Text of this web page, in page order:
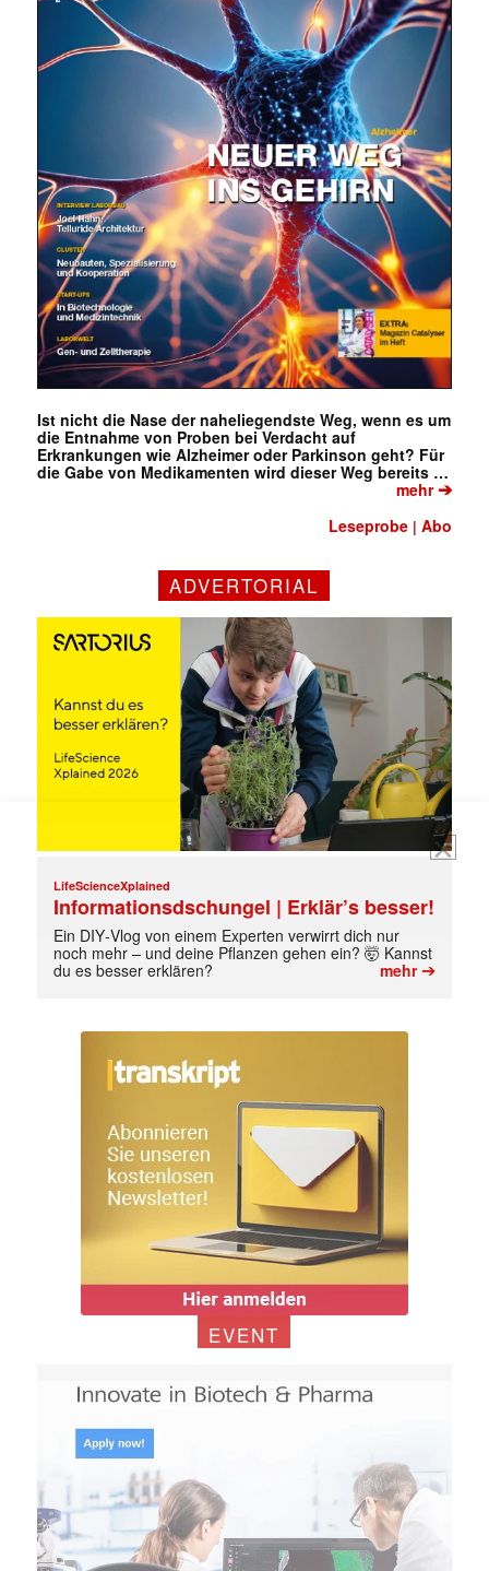
Mit dem |transkript-Newsletter
jede Woche aktuell informiert.
E-
Ist nicht die Nase der naheliegendste Weg, wenn es um
die Entnahme von Proben bei Verdacht auf
Erkrankungen wie Alzheimer oder Parkinson geht? Für
die Gabe von Medikamenten wird dieser Weg bereits …
mehr➔
Leseprobe |Abo
ADVERTORIAL
LifeScienceXplained
Informationsdschungel | Erklär’s besser!
Ein DIY‑Vlog von einem Experten verwirrt dich nur
noch mehr – und deine Pflanzen gehen ein? 🤯 Kannst
du es besser erklären?
mehr➔
EVENT